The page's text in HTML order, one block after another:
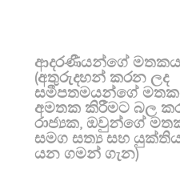
ආදරණීයන්ගේ
(අතුරුදහන් කරන ලද
සමීපතමයන්ගේ
අමතක කිරීමට බල
රාජ්‍යක, ඔවුන්ගේ
සමග සත්‍ය සහ
යන ගමන් ගැන)